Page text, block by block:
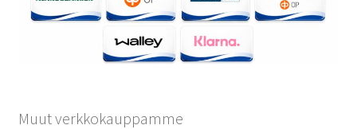
Muut verkkokauppamme